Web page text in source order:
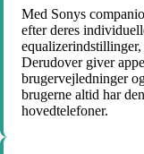
Med Sonys
efter deres
Derudover giver
brugervejledninger
brugerne altid har
hovedtelefoner.